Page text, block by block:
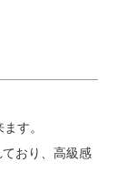
す。
おり、高級感